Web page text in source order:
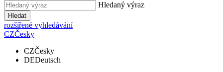
Hledaný výraz
Hledat
rozšířené vyhledávání
CZČesky
CZČesky
DEDeutsch